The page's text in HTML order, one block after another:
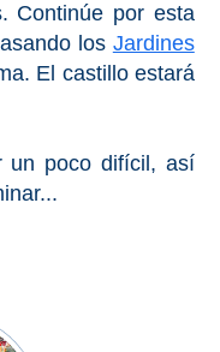
Continúe por esta
los Jardines
El castillo estará
un poco difícil, así